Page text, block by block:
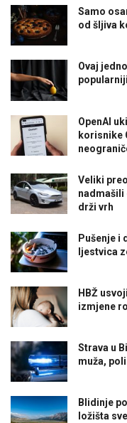
Samo
od šljiva
Ovaj
OpenAI
korisnike
Veliki
nadmašili
drži vrh
Pušenje i
ljestvica
HBŽ
izmjene
Strava u
muža,
Blidinje
ložišta